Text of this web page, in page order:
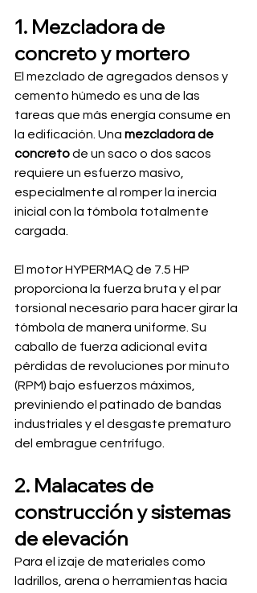
1. Mezcladora de
concreto y mortero
El mezclado de agregados densos y
cemento húmedo es una de las
tareas que más energía consume en
la edificación. Una mezcladora de
concreto de un saco o dos sacos
requiere un esfuerzo masivo,
especialmente al romper la inercia
inicial con la tómbola totalmente
cargada.
El motor HYPERMAQ de 7.5 HP
proporciona la fuerza bruta y el par
torsional necesario para hacer girar la
tómbola de manera uniforme. Su
caballo de fuerza adicional evita
pérdidas de revoluciones por minuto
(RPM) bajo esfuerzos máximos,
previniendo el patinado de bandas
industriales y el desgaste prematuro
del embrague centrífugo.
2. Malacates de
construcción y sistemas
de elevación
Para el izaje de materiales como
ladrillos, arena o herramientas hacia